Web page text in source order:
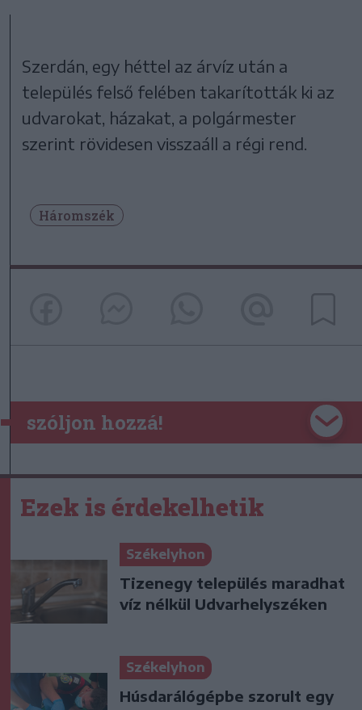
Szerdán, egy héttel az árvíz után a
település felső felében takarították ki az
udvarokat, házakat, a polgármester
szerint rövidesen visszaáll a régi rend.
Háromszék
szóljon hozzá!
Ezek is érdekelhetik
Székelyhon
Tizenegy település maradhat
víz nélkül Udvarhelyszéken
Székelyhon
Húsdarálógépbe szorult egy